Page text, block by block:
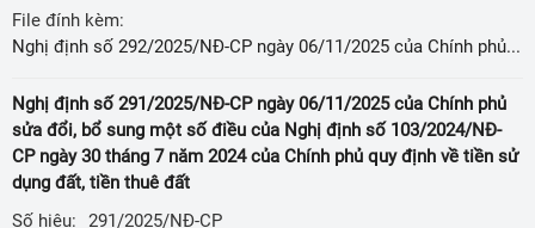
File đính kèm:
Nghị định số 292/2025/NĐ-CP ngày 06/11/2025 của Chính phủ Quy định chi tiết và hướng dẫn thi hành Nghị quyết số 216/2025/QH15 ngày 26 tháng 6 năm 2025 của Quốc hội về việc kéo dài thời hạn miễm thuế sử dụng đất Nông nghiệp đến toàn thể công chức, viên chức, người lao động thuộc phạm vi quản lý bằng nhiều hình thức phù hợp, hiệu quả
Nghị định số 291/2025/NĐ-CP ngày 06/11/2025 của Chính phủ
sửa đổi, bổ sung một số điều của Nghị định số 103/2024/NĐ-
CP ngày 30 tháng 7 năm 2024 của Chính phủ quy định về tiền sử
dụng đất, tiền thuê đất
Số hiệu:
291/2025/NĐ-CP